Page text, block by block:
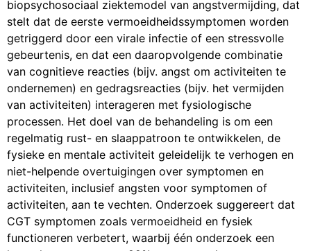
biopsychosociaal ziektemodel van angstvermijding, dat
stelt dat de eerste vermoeidheidssymptomen worden
getriggerd door een virale infectie of een stressvolle
gebeurtenis, en dat een daaropvolgende combinatie
van cognitieve reacties (bijv. angst om activiteiten te
ondernemen) en gedragsreacties (bijv. het vermijden
van activiteiten) interageren met fysiologische
processen. Het doel van de behandeling is om een ​​
regelmatig rust- en slaappatroon te ontwikkelen, de
fysieke en mentale activiteit geleidelijk te verhogen en
niet-helpende overtuigingen over symptomen en
activiteiten, inclusief angsten voor symptomen of
activiteiten, aan te vechten. Onderzoek suggereert dat
CGT symptomen zoals vermoeidheid en fysiek
functioneren verbetert, waarbij één onderzoek een